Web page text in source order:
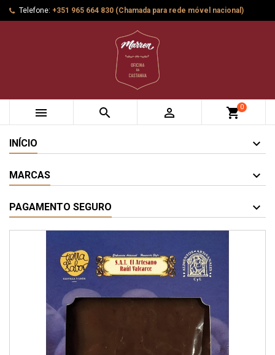
Telefone: +351 965 664 830 (Chamada para rede móvel nacional)
   shopping_cart0
INÍCIO
MARCAS
PAGAMENTO SEGURO